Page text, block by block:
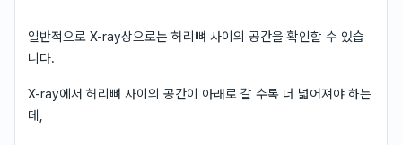
일반적으로 X-ray상으로는 허리뼈 사이의 공간을 확인할 수 있습
니다.
X-ray에서 허리뼈 사이의 공간이 아래로 갈 수록 더 넓어져야 하는
데,